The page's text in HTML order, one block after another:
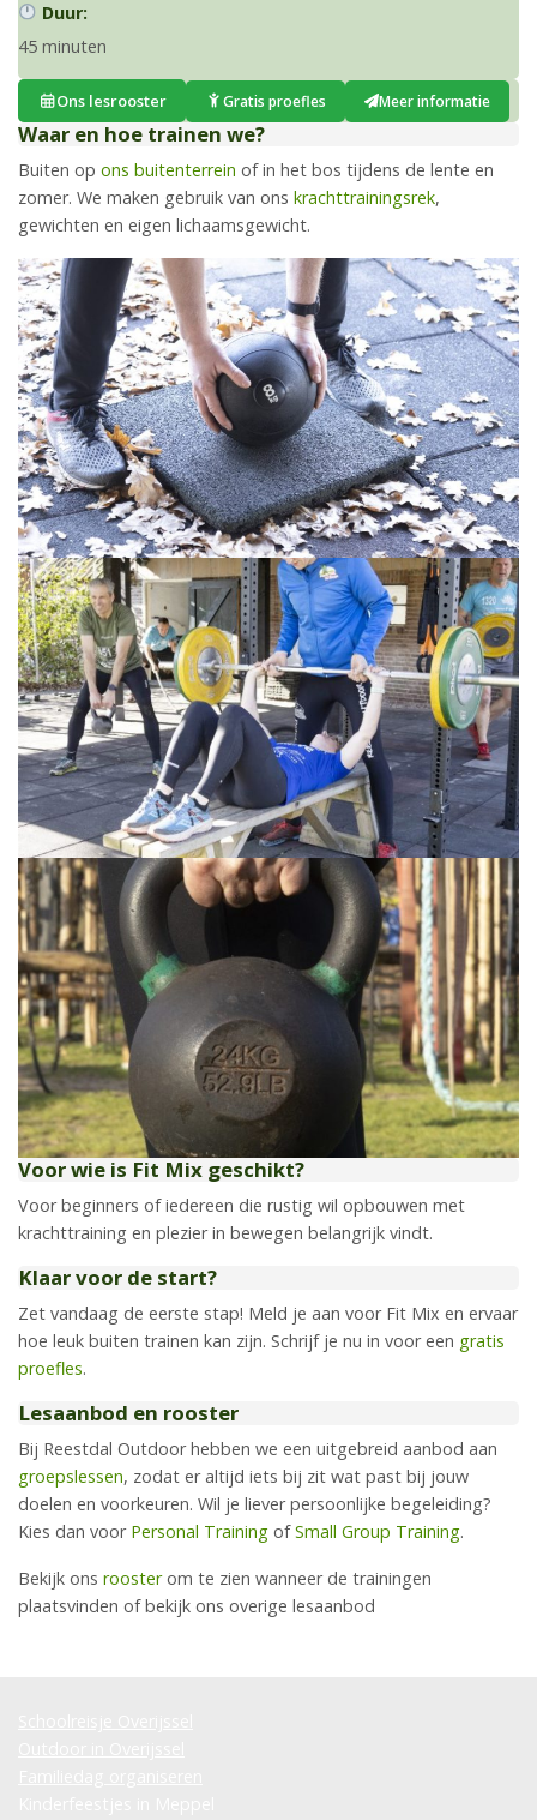
Duur:
45 minuten
Ons lesrooster Gratis proefles Meer informatie
Waar en hoe trainen we?
Buiten op ons buitenterrein of in het bos tijdens de lente en
zomer. We maken gebruik van ons krachttrainingsrek,
gewichten en eigen lichaamsgewicht.
Voor wie is Fit Mix geschikt?
Voor beginners of iedereen die rustig wil opbouwen met
krachttraining en plezier in bewegen belangrijk vindt.
Klaar voor de start?
Zet vandaag de eerste stap! Meld je aan voor Fit Mix en ervaar
hoe leuk buiten trainen kan zijn. Schrijf je nu in voor een gratis
proefles.
Lesaanbod en rooster
Bij Reestdal Outdoor hebben we een uitgebreid aanbod aan
groepslessen, zodat er altijd iets bij zit wat past bij jouw
doelen en voorkeuren. Wil je liever persoonlijke begeleiding?
Kies dan voor Personal Training ofSmall Group Training.
Bekijk ons roosterom te zien wanneer de trainingen
plaatsvinden of bekijk ons overige lesaanbod